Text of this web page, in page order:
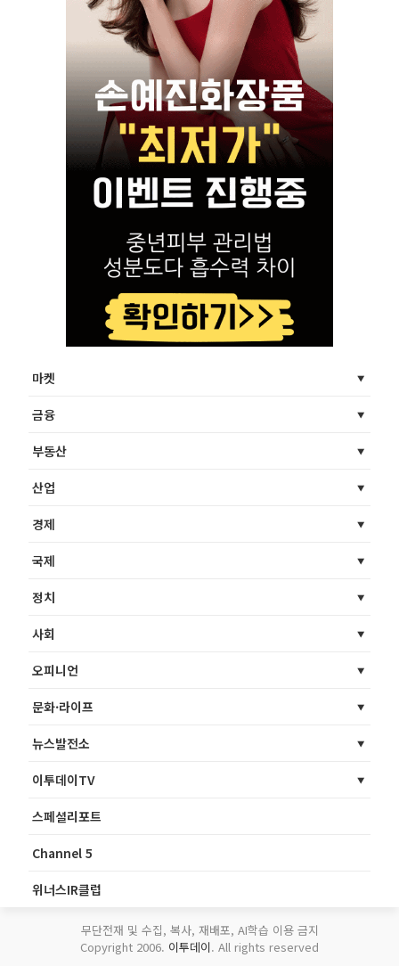
마켓
금융
부동산
산업
경제
국제
정치
사회
오피니언
문화·라이프
뉴스발전소
이투데이TV
스페셜리포트
Channel 5
위너스IR클럽
무단전재 및 수집, 복사, 재배포, AI학습 이용 금지
Copyright 2006. 이투데이. All rights reserved